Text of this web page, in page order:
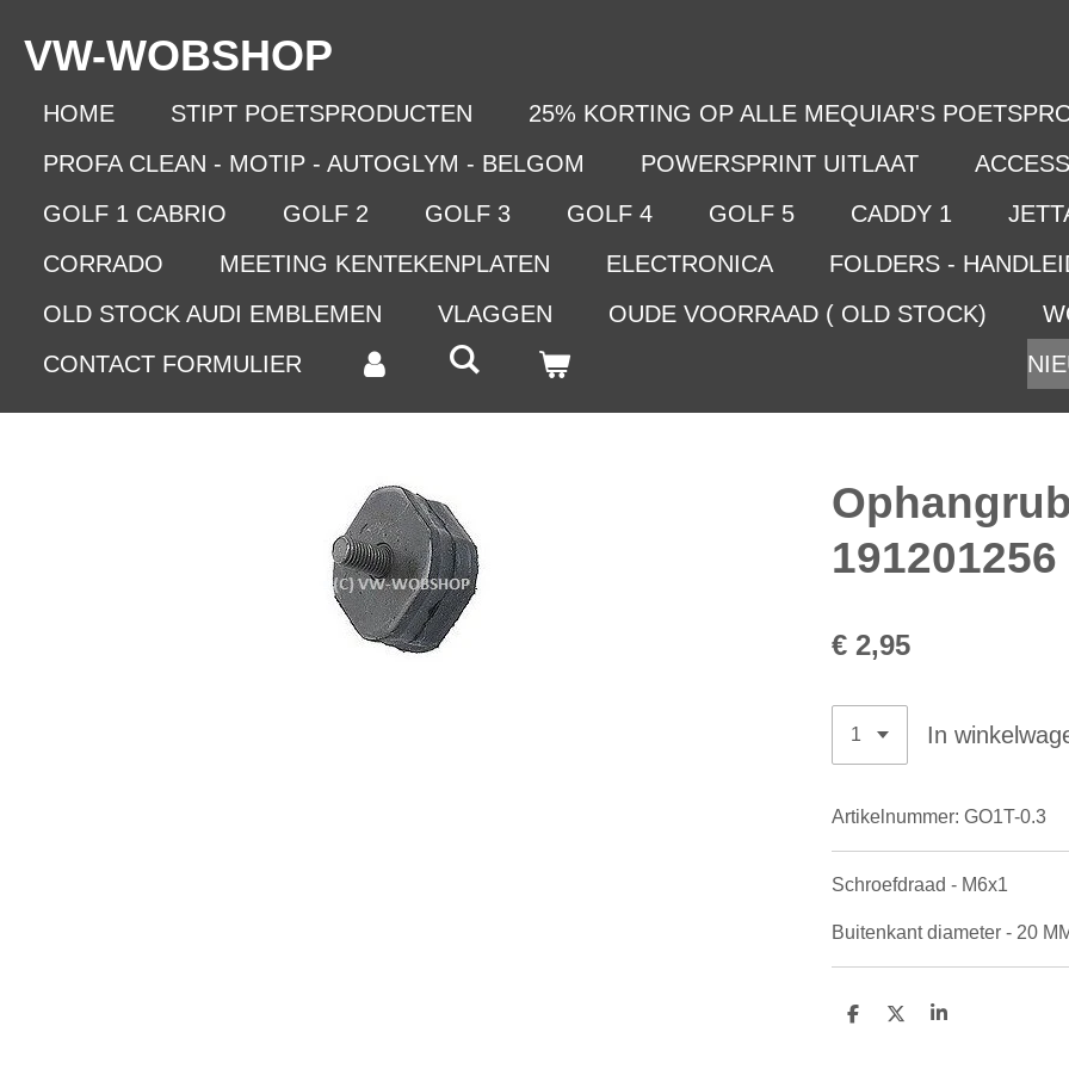
direct
VW-WOBSHOP
HOME STIPT POETSPRODUCTEN
25% KORTING OP ALLE MEQUIAR'S
PROFA CLEAN - MOTIP - AUTOGLYM - BELGOM
POWERSPRINT UITLAAT
GOLF 1 CABRIO
GOLF 2 GOLF 3 GOLF 4 GOLF 5 CADDY 1
CORRADO
MEETING KENTEKENPLATEN ELECTRONICA
FOLDERS -
OLD STOCK AUDI EMBLEMEN
VLAGGEN OUDE VOORRAAD ( OLD STOCK)
CONTACT FORMULIER
191201256
€ 2,95
In
Artikelnummer: GO1T-0.3
Schroefdraad - M6x1
Buitenkant diameter - 20
D
D
S